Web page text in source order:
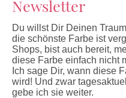
Newsletter
Du willst Dir Deinen
die schönste Farbe ist
Shops, bist auch bereit,
diese Farbe einfach nicht
Ich sage Dir, wann diese
wird! Und zwar
gebe ich sie weiter.